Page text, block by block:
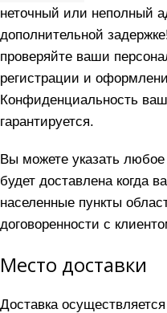
неточный или неполный
дополнительной
проверяйте ваши
регистрации и
Конфиденциальность
гарантируется.
Вы можете указать
будет доставлена когда
населенные пункты
договоренности с
Место доставки
Доставка